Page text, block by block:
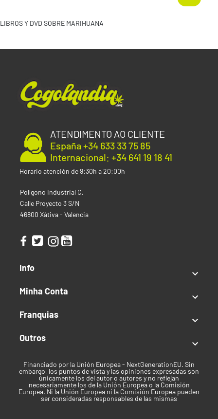
LIBROS Y DVD SOBRE MARIHUANA
ATENDIMENTO AO CLIENTE
España +34 633 33 75 85
Internacional: +34 641 19 18 41
Horario atención de 9:30h a 20:00h
Polígono Industrial C,
Calle Proyecto 3 S/N
46800 Xàtiva - Valencia
Info

Minha Conta

Franquias

Outros

Financiado por la Unión Europea - NextGenerationEU. Sin
embargo, los puntos de vista y las opiniones expresadas son
únicamente los del autor o autores y no reflejan
necesariamente los de la Unión Europea o la Comisión
Europea. Ni la Unión Europea ni la Comisión Europea pueden
ser consideradas responsables de las mismas